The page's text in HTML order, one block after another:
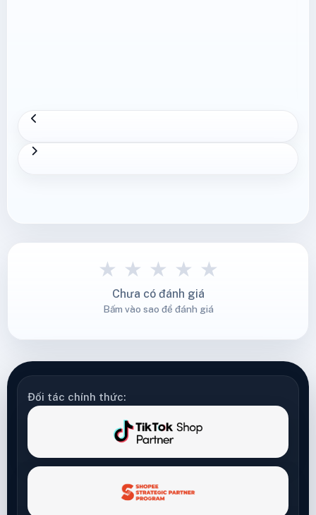
★ ★ ★ ★ ★
Chưa có đánh giá
Bấm vào sao để đánh giá
Đối tác chính thức: